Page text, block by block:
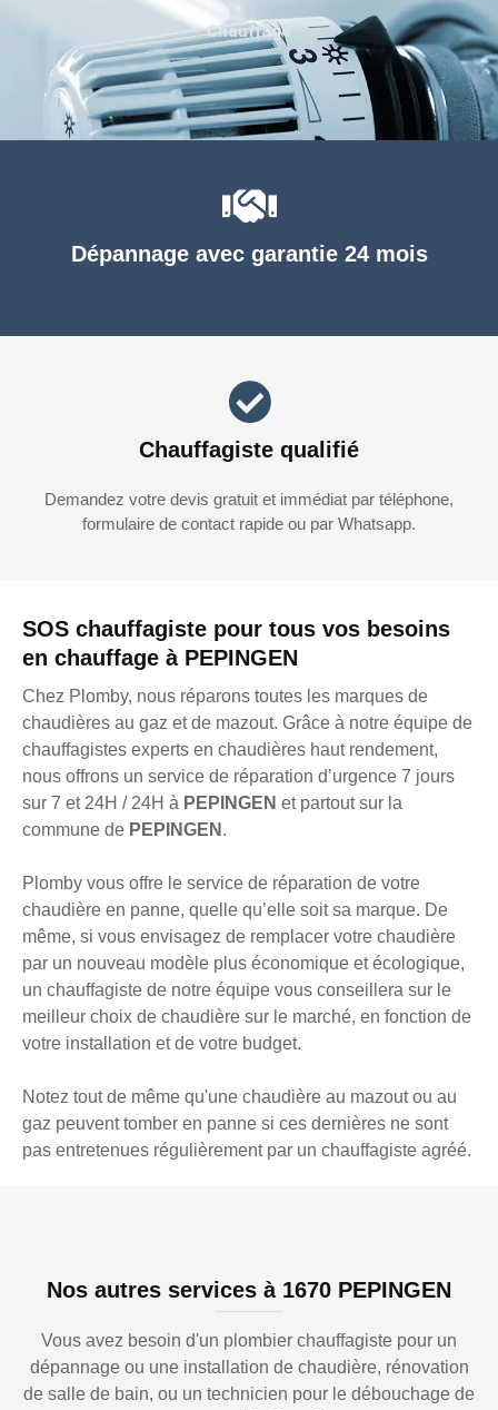
SOS chauffagiste pour tous vos besoins
en chauffage à PEPINGEN
Chez Plomby, nous réparons toutes les marques de
chaudières au gaz et de mazout. Grâce à notre équipe de
chauffagistes experts en chaudières haut rendement,
nous offrons un service de réparation d’urgence 7 jours
sur 7 et 24H / 24H à PEPINGEN et partout sur la
commune de PEPINGEN .
Plomby vous offre le service de réparation de votre
chaudière en panne, quelle qu’elle soit sa marque. De
même, si vous envisagez de remplacer votre chaudière
par un nouveau modèle plus économique et écologique,
un chauffagiste de notre équipe vous conseillera sur le
meilleur choix de chaudière sur le marché, en fonction de
votre installation et de votre budget.
Notez tout de même qu'une chaudière au mazout ou au
gaz peuvent tomber en panne si ces dernières ne sont
pas entretenues régulièrement par un chauffagiste agréé.
Dépannage avec garantie 24 mois
Chauffagiste qualifié
Demandez votre devis gratuit et immédiat par téléphone,
formulaire de contact rapide ou par Whatsapp.
Chauffage
Nos autres services à 1670 PEPINGEN
Vous avez besoin d'un plombier chauffagiste pour un
dépannage ou une installation de chaudière, rénovation
de salle de bain, ou un technicien pour le débouchage de